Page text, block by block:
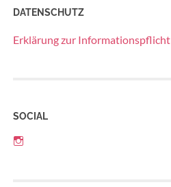
DATENSCHUTZ
Erklärung zur Informationspflicht
SOCIAL